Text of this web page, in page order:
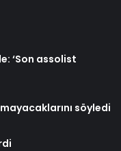
‘Son assolist
söyledi